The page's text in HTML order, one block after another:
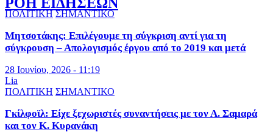
ΠΟΛΙΤΙΚΗ ΣΗΜΑΝΤΙΚΟ
Μητσοτάκης: Επιλέγουμε τη σύγκριση αντί για τη
σύγκρουση – Απολογισμός έργου από το 2019 και μετά
28 Ιουνίου, 2026 - 11:19
Lia
ΠΟΛΙΤΙΚΗ ΣΗΜΑΝΤΙΚΟ
Γκίλφοϊλ: Είχε ξεχωριστές συναντήσεις με τον Α. Σαμαρά
και τον Κ. Κυρανάκη